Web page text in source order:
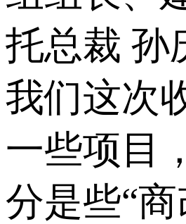
托总裁 孙
我们这次
一些项目
分是些“商